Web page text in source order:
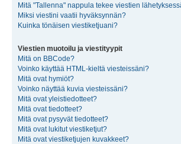
Mitä "Tallenna" nappula tekee viestien
Miksi viestini vaatii hyväksynnän?
Kuinka tönäisen viestiketjuani?
Viestien muotoilu ja viestityypit
Mitä on BBCode?
Voinko käyttää HTML-kieltä viesteissäni?
Mitä ovat hymiöt?
Voinko näyttää kuvia viesteissäni?
Mitä ovat yleistiedotteet?
Mitä ovat tiedotteet?
Mitä ovat pysyvät tiedotteet?
Mitä ovat lukitut viestiketjut?
Mitä ovat viestiketjujen kuvakkeet?